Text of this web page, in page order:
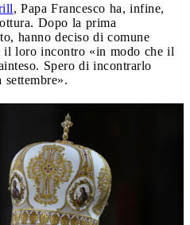
, Papa Francesco ha, infine,
Dopo la prima
hanno deciso di comune
loro incontro «in modo che il
Spero di incontrarlo
settembre».